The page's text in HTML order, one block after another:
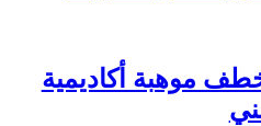
موهبة أكاديمية